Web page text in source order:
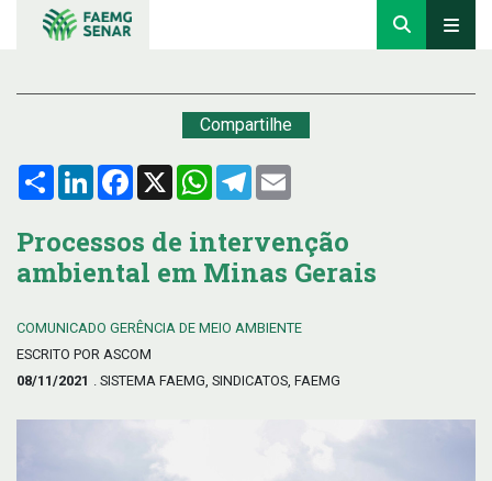
Compartilhe
Compartilhar
LinkedInFacebook
X WhatsApp
Telegram
Processos de intervenção
ambiental em Minas Gerais
COMUNICADO GERÊNCIA DE MEIO AMBIENTE
ESCRITO POR ASCOM
08/11/2021 . SISTEMA FAEMG, SINDICATOS, FAEMG